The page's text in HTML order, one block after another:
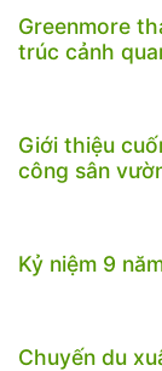
Greenmore
trúc cảnh
Giới thiệu
công sân
Kỷ niệm 9
Chuyến du